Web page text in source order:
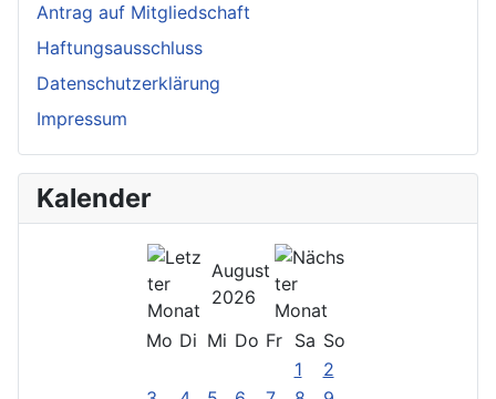
Antrag auf Mitgliedschaft
Haftungsausschluss
Datenschutzerklärung
Impressum
Kalender
August
2026
Mo Di Mi Do Fr Sa So
1
2